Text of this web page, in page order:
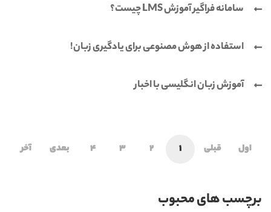
سامانه فراگیر آموزش LMS چیست؟
استفاده از هوش مصنوعی برای یادگیری زبان!
آموزش زبان انگلیسی با اخبار
اول قبلی 1
2
3
4 بعدی آخر
برچسب های محبوب